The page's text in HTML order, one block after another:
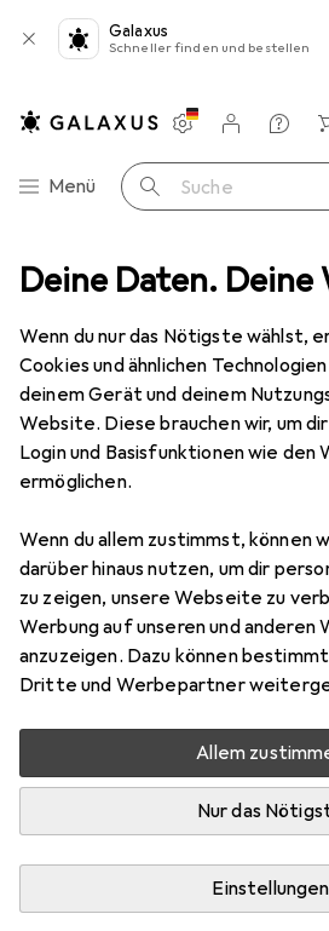
Deine Daten. Deine
Wenn du nur das Nötigste wählst,
Cookies und ähnlichen
deinem Gerät und deinem
Website. Diese brauchen wir, um
Login und Basisfunktionen wie den
ermöglichen.
Wenn du allem zustimmst, können
darüber hinaus nutzen, um dir
zu zeigen, unsere Webseite zu
Werbung auf unseren und anderen
anzuzeigen. Dazu können
Dritte und Werbepartner
Allem
Nur das
Einstellungen
Galaxus
Schneller finden und bestellen
Navigation nach Kategorien
Menü Suche
Einstellungen
Kundenkonto
Vergleichslisten
Merklisten
Warenkorb
Graef Wk 900 Produktbewertungen
EUR
139,–
GraefWk 900
1.25 l
Bewertung für Graef
chrime68
vor 2 Jahren
hat dieses Produkt gekauft
Mangelhafter Ausguss
Das Design ist OK, aber die
wuchtig daher. Die Bedienung zur
mühsam und das Piepsen nervt.
(nur von oben erkennbar) bräuchte